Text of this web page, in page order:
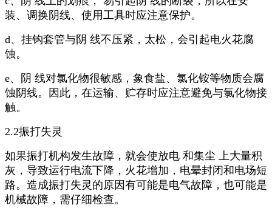
装、调换阴线、使用工具时应注意保护。
d、挂钩套管与阴 线不压紧，太松，会引起电火花腐
蚀。
e、阴 线对氯化物很敏感，象食盐、氯化铵等物质会腐
蚀阴线。因此，在运输、贮存时应注意避免与氯化物接
触。
2.2振打失灵
如果振打机构发生故障，就会使放电 和集尘 上大量积
灰，导致运行电流下降，火花增加，电晕封闭和电场短
路。造成振打失灵的原因有可能是电气故障，也可能是
机械故障，需仔细检查。